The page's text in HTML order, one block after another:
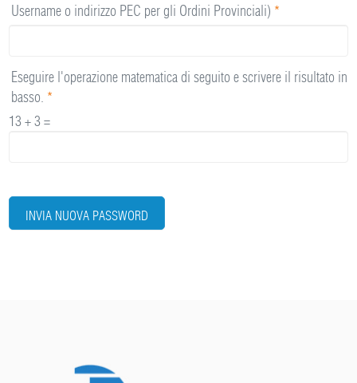
Username o indirizzo PEC per gli Ordini Provinciali) *
Eseguire l'operazione matematica di seguito e scrivere il risultato in
basso. *
13 + 3 =
INVIA NUOVA PASSWORD